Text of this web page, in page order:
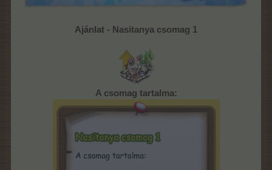
Ajánlat - Nasitanya csomag 1
A csomag tartalma: